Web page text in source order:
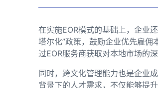
在实施EOR模式的基础上，企业
塔尔化”政策，鼓励企业优先雇
过EOR服务商获取对本地市场的
同时，跨文化管理能力也是企业
背景下的人才需求，不仅能够提